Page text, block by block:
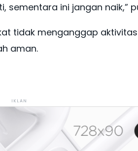
ini jangan naik,”
tidak menganggap
aman.
IKLAN